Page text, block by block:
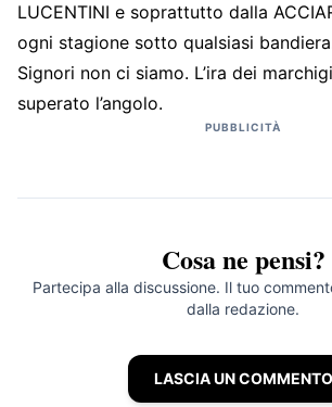
LUCENTINI e soprattutto dalla
ogni stagione sotto qualsiasi
Signori non ci siamo. L’ira dei
superato l’angolo.
PUBBLICITÀ
Cosa ne pensi?
Partecipa alla discussione. Il tuo
dalla redazione.
LASCIA UN COMMENTO